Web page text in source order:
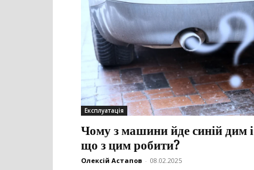
Експлуатація
Чому з машини йде синій дим і
що з цим робити?
Олексій Астапов - 08.02.2025